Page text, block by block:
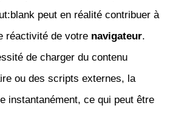
peut en réalité contribuer à
réactivité de votre navigateur.
de charger du contenu
ou des scripts externes, la
instantanément, ce qui peut être